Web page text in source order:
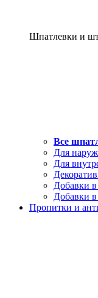
Шпатлевки и
Все
Для
Для
Добавки в
Добавки
Пропитки и